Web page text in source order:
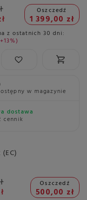
Oszczedź
1 399,00 zł
z ostatnich 30 dni:
+13%
w magazynie
dostawa
cennik
Oszczedź
500,00 zł